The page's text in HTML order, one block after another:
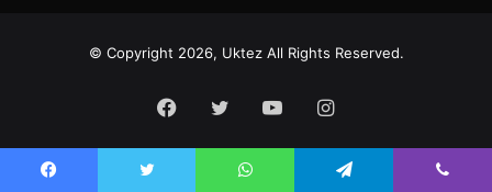
© Copyright 2026, Uktez All Rights Reserved.
Facebook
Twitter YouTubeInstagram